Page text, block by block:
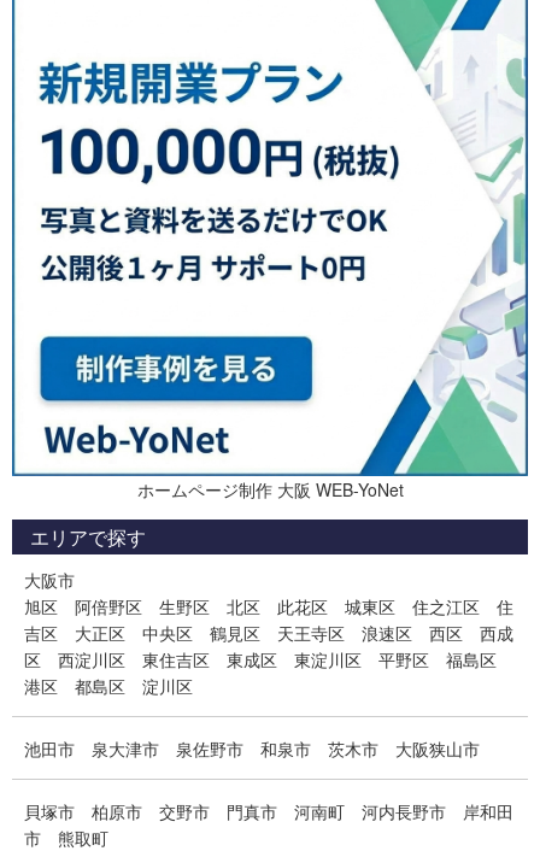
ホームページ制作 大阪 WEB-YoNet
エリアで探す
大阪市
旭区
阿倍野区 生野区 北区 此花区 城東区 住之江区
住
吉区
大正区 中央区 鶴見区 天王寺区 浪速区 西区
西成
区
西淀川区 東住吉区 東成区 東淀川区 平野区
福島区
港区
都島区 淀川区
池田市 泉大津市 泉佐野市 和泉市 茨木市 大阪狭山市
貝塚市 柏原市 交野市 門真市 河南町 河内長野市
岸和田
市
熊取町